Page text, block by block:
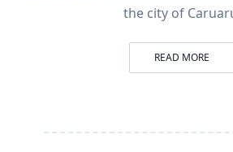
the city of
READ MORE